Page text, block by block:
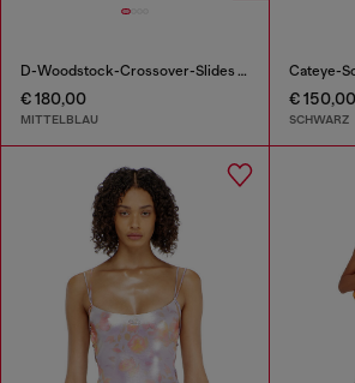
D-Woodstock-Crossover-Slides in ausgefranstem Denim
€ 180,00
MITTELBLAU
Cateye-
€ 150,00
SCHWARZ